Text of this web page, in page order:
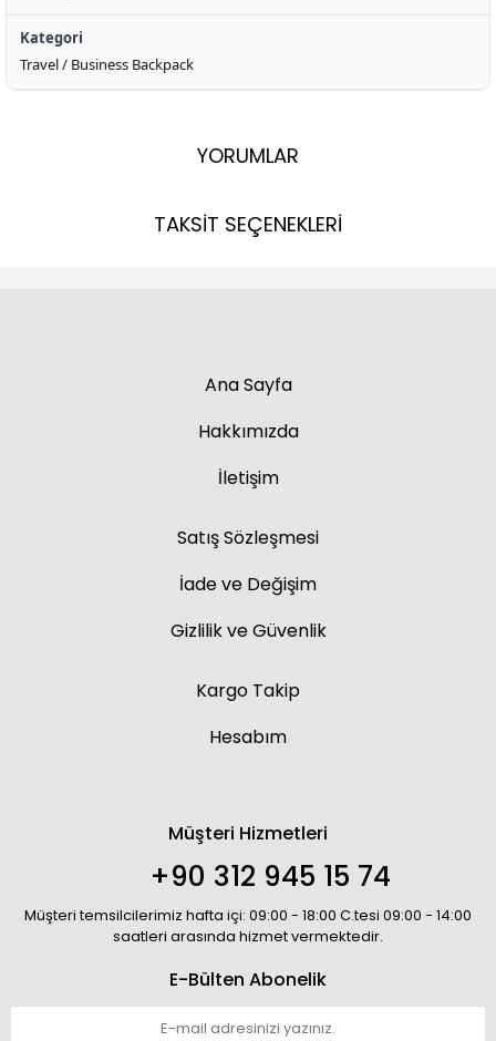
Kategori
Travel / Business Backpack
YORUMLAR
TAKSİT SEÇENEKLERİ
Ana Sayfa
Hakkımızda
İletişim
Satış Sözleşmesi
İade ve Değişim
Gizlilik ve Güvenlik
Kargo Takip
Hesabım
Müşteri Hizmetleri
+90 312 945 15 74
Müşteri temsilcilerimiz hafta içi: 09:00 - 18:00 C.tesi 09:00 - 14:00
saatleri arasında hizmet vermektedir.
E-Bülten Abonelik